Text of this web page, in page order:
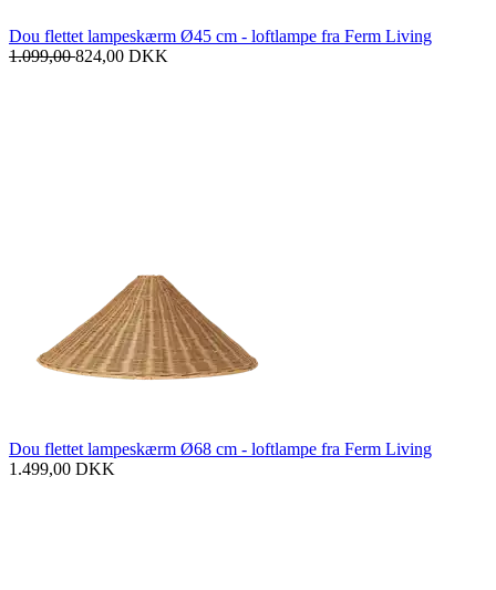
Dou flettet lampeskærm Ø45 cm - loftlampe fra Ferm Living
1.099,00824,00 DKK
Dou flettet lampeskærm Ø68 cm - loftlampe fra Ferm Living
1.499,00 DKK